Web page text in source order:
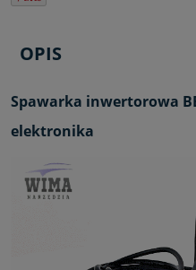
OPIS
Spawarka inwertorowa
elektronika